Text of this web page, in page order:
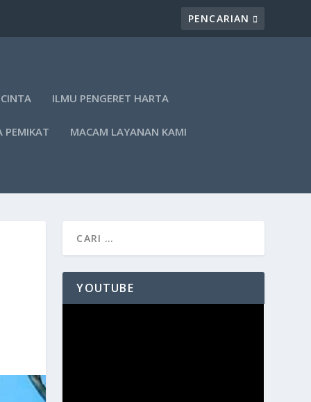
ILMU PENGERET HARTA
PEMIKAT MACAM LAYANAN KAMI
YOUTUBE